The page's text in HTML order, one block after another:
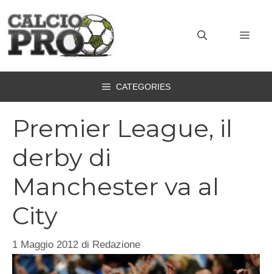
contenuto
CATEGORIES
Premier League, il
derby di
Manchester va al
City
1 Maggio 2012 di Redazione